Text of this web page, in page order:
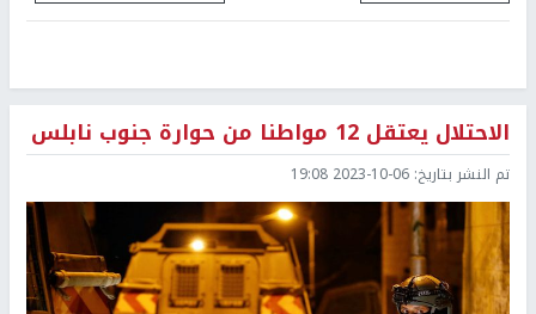
الاحتلال يعتقل 12 مواطنا من حوارة جنوب نابلس
تم النشر بتاريخ: 2023-10-06 19:08